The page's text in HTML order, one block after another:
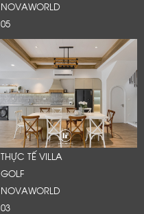
NOVAWORLD
05
THỰC TẾ VILLA
GOLF
NOVAWORLD
03